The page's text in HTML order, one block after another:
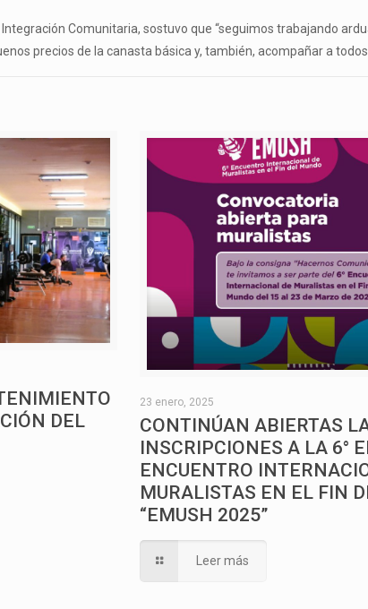
Comunitaria, sostuvo que “seguimos trabajando
precios de la canasta básica y, también, acompañar a
DEL
23 enero, 2025
CONTINÚAN ABIERTAS
INSCRIPCIONES A LA 6°
ENCUENTRO
MURALISTAS EN EL FIN
“EMUSH 2025”
Leer más